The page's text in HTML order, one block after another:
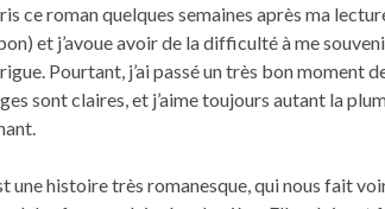
ce roman quelques semaines après ma
et j’avoue avoir de la difficulté à me
Pourtant, j’ai passé un très bon moment
sont claires, et j’aime toujours autant la
une histoire très romanesque, qui nous fait